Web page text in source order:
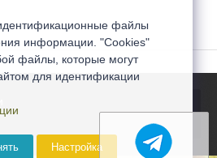
файлы
информации. "Cookies"
файлы, которые могут
для идентификации
Настройка